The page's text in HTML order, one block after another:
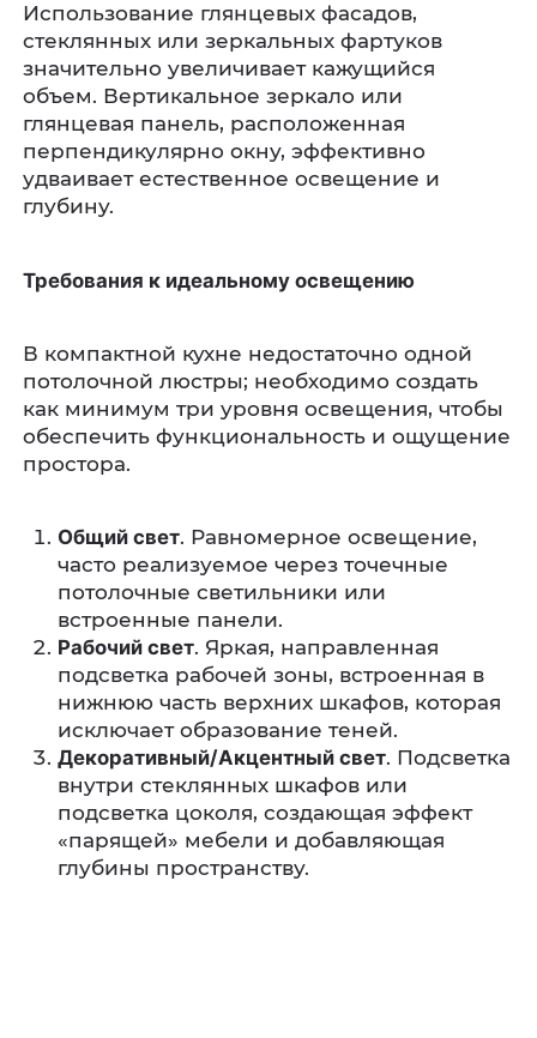
Использование глянцевых фасадов,
стеклянных или зеркальных фартуков
значительно увеличивает кажущийся
объем. Вертикальное зеркало или
глянцевая панель, расположенная
перпендикулярно окну, эффективно
удваивает естественное освещение и
глубину.
Требования к идеальному освещению
В компактной кухне недостаточно одной
потолочной люстры; необходимо создать
как минимум три уровня освещения, чтобы
обеспечить функциональность и ощущение
простора.
Общий свет. Равномерное освещение,
часто реализуемое через точечные
потолочные светильники или
встроенные панели.
Рабочий свет. Яркая, направленная
подсветка рабочей зоны, встроенная в
нижнюю часть верхних шкафов, которая
исключает образование теней.
Декоративный/Акцентный свет. Подсветка
внутри стеклянных шкафов или
подсветка цоколя, создающая эффект
«парящей» мебели и добавляющая
глубины пространству.